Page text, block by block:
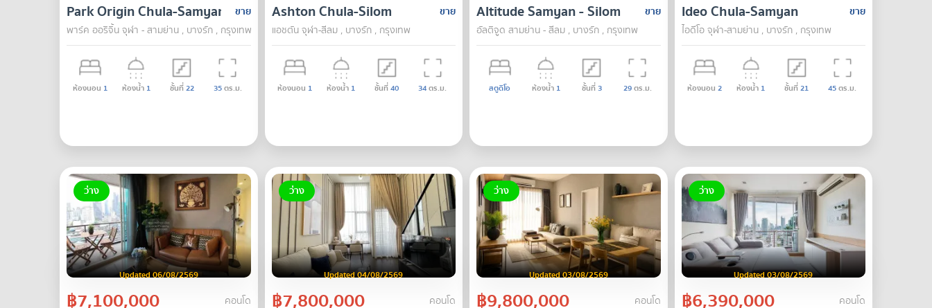
ขาย
Park Origin Chula-Samyan
พาร์ค ออริจิ้น จุฬา - สามย่าน , บางรัก , กรุงเทพ
ห้องนอน 1 ห้องน้ำ 1 ชั้นที่22 35ตร.ม.
ขาย
Ashton Chula-Silom
แอชตัน จุฬา-สีลม , บางรัก , กรุงเทพ
ห้องนอน 1 ห้องน้ำ 1 ชั้นที่40 34ตร.ม.
ขาย
Altitude Samyan - Silom
อัลติจูด สามย่าน - สีลม , บางรัก , กรุงเทพ
สตูดิโอ ห้องน้ำ 1 ชั้นที่3 29ตร.ม.
ขาย
Ideo Chula-Samyan
ไอดีโอ จุฬา-สามย่าน , บางรัก , กรุงเทพ
ห้องนอน 2 ห้องน้ำ 1 ชั้นที่21 45ตร.ม.
ว่าง
Updated 06/08/2569
฿7,100,000 คอนโด
ว่าง
Updated 04/08/2569
฿7,800,000 คอนโด
ว่าง
Updated 03/08/2569
฿9,800,000 คอนโด
ว่าง
Updated 03/08/2569
฿6,390,000 คอนโด